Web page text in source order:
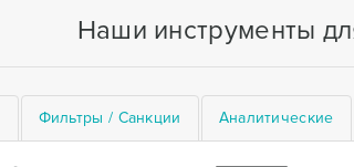
Наши инструменты
Фильтры / Санкции Аналитические